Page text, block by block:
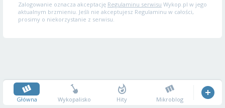
Zalogowanie oznacza akceptację Regulaminu serwisu Wykop.pl w jego
aktualnym brzmieniu. Jeśli nie akceptujesz Regulaminu w całości,
prosimy o niekorzystanie z serwisu.
Główna Wykopalisko Hity Mikroblog